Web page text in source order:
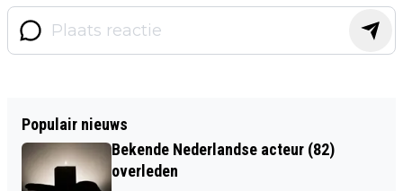
Populair nieuws
Bekende Nederlandse acteur (82)
overleden